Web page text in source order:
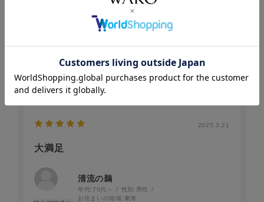
親戚に入学祝いのお返しで送りました
自分ではなかなか購入しない商品なので
参考になった 0 Like! 0
2025.3.21
大満足
清流の鵜
年代: 70代～ 性別: 男性
お住まいの地域: 東海